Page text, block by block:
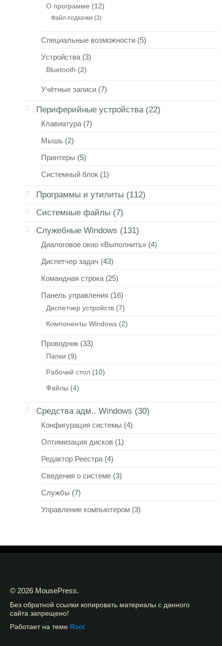
О программе (12)
Файл подкачки (3)
Специальные возможности (5)
Устройства (3)
Bluetooth (2)
Учётные записи (7)
Периферийные устройства (22)
Клавиатура (7)
Мышь (2)
Принтеры (5)
Системный блок (1)
Программы и утилиты (112)
Системные файлы (7)
Служебные Windows (131)
Диалоговое окно «Выполнить» (4)
Диспетчер задач (43)
Командная строка (25)
Панель управления (16)
Диспетчер устройств (7)
Компоненты Windows (2)
Проводник (33)
Папки (9)
Рабочий стол (10)
Файлы (4)
Средства адм.. Windows (30)
Конфигурация системы (4)
Оптимизация дисков (1)
Редактор Реестра (4)
Сведения о системе (3)
Службы (7)
Управление компьютером (3)
© 2026 MousePress.
Без обратной ссылки копировать материалы с данного
сайта запрещено!
Работает на теме Root